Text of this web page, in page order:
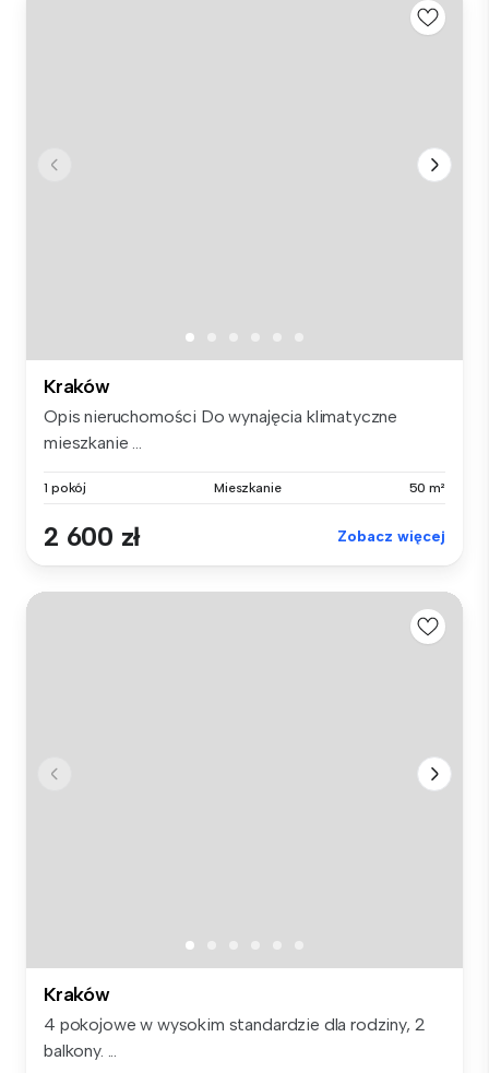
Kraków
Opis nieruchomości Do wynajęcia klimatyczne
mieszkanie ...
1 pokój Mieszkanie 50 m²
2 600 zł Zobacz więcej
Kraków
4 pokojowe w wysokim standardzie dla rodziny, 2
balkony. ...